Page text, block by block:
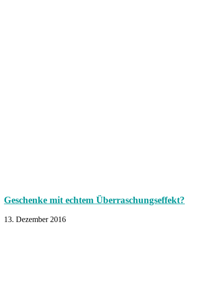
Geschenke mit echtem Überraschungseffekt?
13. Dezember 2016